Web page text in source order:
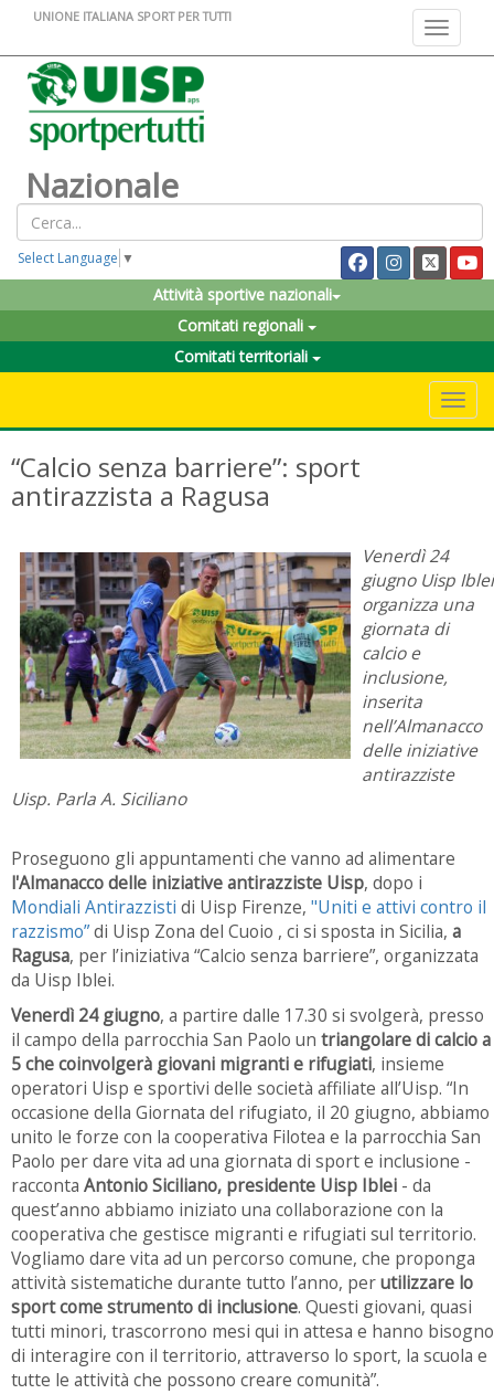
Toggle
UNIONE ITALIANA SPORT PER TUTTI
Nazionale
Select Language ▼
Attività sportive nazionali
Comitati regionali
Comitati territoriali
“Calcio senza barriere”: sport
antirazzista a Ragusa
Venerdì 24
giugno Uisp Iblei
organizza una
giornata di
calcio e
inclusione,
inserita
nell’Almanacco
delle iniziative
antirazziste
Uisp. Parla A. Siciliano
Proseguono gli appuntamenti che vanno ad alimentare
l'Almanacco delle iniziative antirazziste Uisp, dopo i
Mondiali Antirazzisti di Uisp Firenze, "Uniti e attivi contro il
razzismo”di Uisp Zona del Cuoio , ci si sposta in Sicilia, a
Ragusa, per l’iniziativa “Calcio senza barriere”, organizzata
da Uisp Iblei.
Venerdì 24 giugno, a partire dalle 17.30 si svolgerà, presso
il campo della parrocchia San Paolo un triangolare di calcio a
5 che coinvolgerà giovani migranti e rifugiati, insieme
operatori Uisp e sportivi delle società affiliate all’Uisp. “In
occasione della Giornata del rifugiato, il 20 giugno, abbiamo
unito le forze con la cooperativa Filotea e la parrocchia San
Paolo per dare vita ad una giornata di sport e inclusione -
racconta Antonio Siciliano, presidente Uisp Iblei - da
quest’anno abbiamo iniziato una collaborazione con la
cooperativa che gestisce migranti e rifugiati sul territorio.
Vogliamo dare vita ad un percorso comune, che proponga
attività sistematiche durante tutto l’anno, perutilizzare lo
sport come strumento di inclusione. Questi giovani, quasi
tutti minori, trascorrono mesi qui in attesa e hanno bisogno
di interagire con il territorio, attraverso lo sport, la scuola e
tutte le attività che possono creare comunità”.